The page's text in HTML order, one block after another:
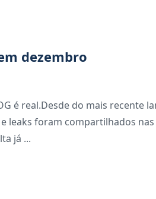
dezembro
é real.Desde do mais recente
leaks foram compartilhados nas
já ...